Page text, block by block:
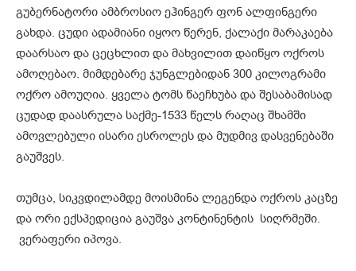
გუბერნატორი ამბროსიო ეჰინგერ ფონ ალფინგერი
გახდა. ცუდი ადამიანი იყოო წერენ, ქალაქი მარაკაება
დაარსაო და ცეცხლით და მახვილით დაიწყო ოქროს
ამოღებაო. მიმდებარე ჯუნგლებიდან 300 კილოგრამი
ოქრო ამოუღია. ყველა ტომს წაეჩხუბა და შესაბამისად
ცუდად დაასრულა საქმე-1533 წელს რაღაც შხამში
ამოვლებული ისარი ესროლეს და მუდმივ დასვენებაში
გაუშვეს.
თუმცა, სიკვდილამდე მოისმინა ლეგენდა ოქროს კაცზე
და ორი ექსპედიცია გაუშვა კონტინენტის სიღრმეში.
ვერაფერი იპოვა.